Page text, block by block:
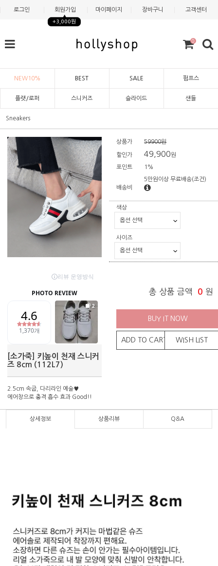
로그인 회원가입
+3,000원
마이페이지 장바구니 고객센터
0
NEW10% BEST SALE 펌프스
플랫/로퍼 스니커즈 슬라이드 샌들
Sneakers
[소가죽] 키높이 천재 스니커
즈 8cm (112L7)
2.5cm 속굽, 다리라인 예술♥
에어창으로 충격 흡수 효과 Good!!
상품가 59900원
할인가 49,900원
포인트 1%
배송비
5만원이상 무료배송(조건)
색상
사이즈
총 상품 금액 0 원
BUY IT NOW
ADD TO CART WISH LIST
상세정보 상품리뷰 Q&A